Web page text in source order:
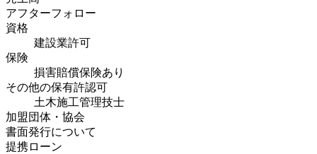
アフターフォロー
資格
建設業許可
保険
損害賠償保険あり
その他の保有許認可
土木施工管理技士
加盟団体・協会
書面発行について
提携ローン